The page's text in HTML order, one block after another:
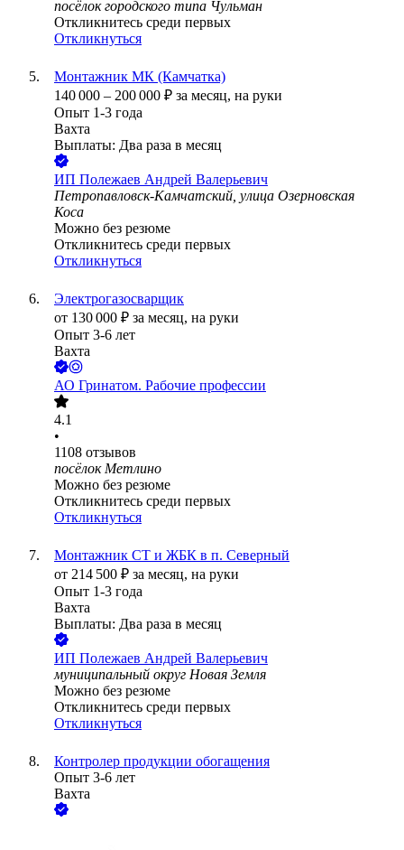
посёлок городского типа Чульман
Откликнитесь среди первых
Откликнуться
Монтажник МК (Камчатка)
140 000 – 200 000 ₽ за месяц, на руки
Опыт 1-3 года
Вахта
Выплаты: Два раза в месяц
ИП Полежаев Андрей Валерьевич
Петропавловск-Камчатский, улица Озерновская
Коса
Можно без резюме
Откликнитесь среди первых
Откликнуться
Электрогазосварщик
от 130 000 ₽ за месяц, на руки
Опыт 3-6 лет
Вахта
АО Гринатом. Рабочие профессии
4.1
•
1108 отзывов
посёлок Метлино
Можно без резюме
Откликнитесь среди первых
Откликнуться
Монтажник СТ и ЖБК в п. Северный
от 214 500 ₽ за месяц, на руки
Опыт 1-3 года
Вахта
Выплаты: Два раза в месяц
ИП Полежаев Андрей Валерьевич
муниципальный округ Новая Земля
Можно без резюме
Откликнитесь среди первых
Откликнуться
Контролер продукции обогащения
Опыт 3-6 лет
Вахта